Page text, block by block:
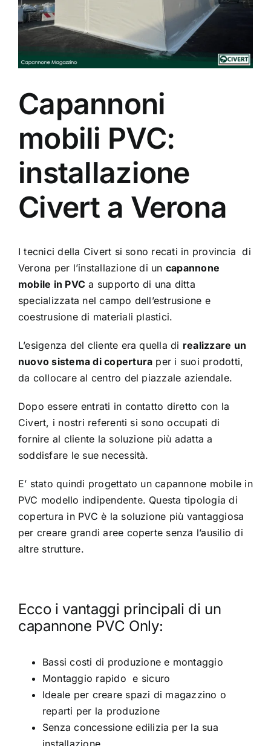
Capannoni
mobili PVC:
installazione
Civert a Verona
I tecnici della Civert si sono recati in provincia di
Verona per l’installazione di un capannone
mobile in PVC a supporto di una ditta
specializzata nel campo dell’estrusione e
coestrusione di materiali plastici.
L’esigenza del cliente era quella di realizzare un
nuovo sistema di copertura per i suoi prodotti,
da collocare al centro del piazzale aziendale.
Dopo essere entrati in contatto diretto con la
Civert, i nostri referenti si sono occupati di
fornire al cliente la soluzione più adatta a
soddisfare le sue necessità.
E’ stato quindi progettato un capannone mobile in
PVC modello indipendente. Questa tipologia di
copertura in PVC è la soluzione più vantaggiosa
per creare grandi aree coperte senza l’ausilio di
altre strutture.
Ecco i vantaggi principali di un
capannone PVC Only:
Bassi costi di produzione e montaggio
Montaggio rapido e sicuro
Ideale per creare spazi di magazzino o
reparti per la produzione
Senza concessione edilizia per la sua
installazione